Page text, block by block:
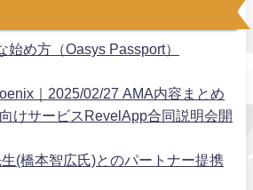
始め方（Oasys Passport）
｜2025/02/27 AMA内容まとめ
けサービスRevelApp合同説明会開
(橋本智広氏)とのパートナー提携